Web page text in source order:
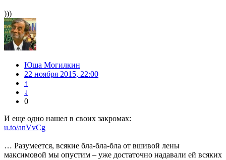
)))
Юша Могилкин
22 ноября 2015, 22:00
↑
↓
0
И еще одно нашел в своих закромах:
u.to/anVvCg
… Разумеется, всякие бла-бла-бла от вшивой лены
максимовой мы опустим – уже достаточно надавали ей всяких